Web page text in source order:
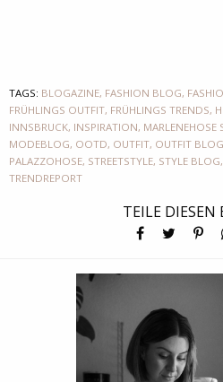
TAGS: BLOGAZINE, FASHION BLOG,
FRÜHLINGS OUTFIT, FRÜHLINGS TRENDS,
INNSBRUCK, INSPIRATION, MARLENEHOSE
MODEBLOG, OOTD, OUTFIT, OUTFIT BLOG
PALAZZOHOSE, STREETSTYLE, STYLE BLOG,
TRENDREPORT
TEILE DIESEN